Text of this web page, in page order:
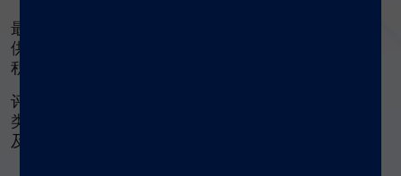
最佳的自动化移液工作站在配置和应用方面为用户提
供了灵活性，允许用户根据其实际检测需求、反应体
积和其它方面需求来定制适合自己的工作流程。
评估自动化解决方案时，建议考虑如下标准：反应板
类型、液体处理速度、检测通量、系统和软件集成以
及系统的升级空间等。